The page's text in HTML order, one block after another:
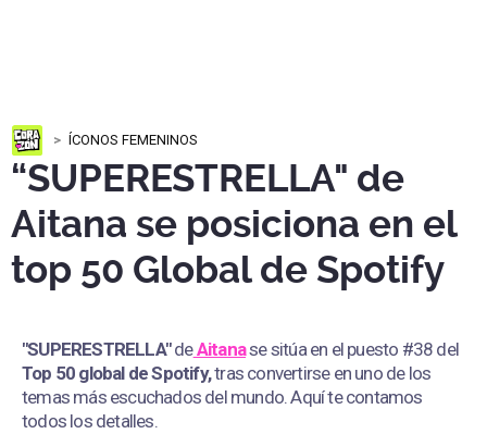
ÍCONOS FEMENINOS
“SUPERESTRELLA" de
Aitana se posiciona en el
top 50 Global de Spotify
"SUPERESTRELLA"deAitanase sitúa en el puesto #38 del
Top 50 global de Spotify,tras convertirse en uno de los
temas más escuchados del mundo. Aquí te contamos
todos los detalles.